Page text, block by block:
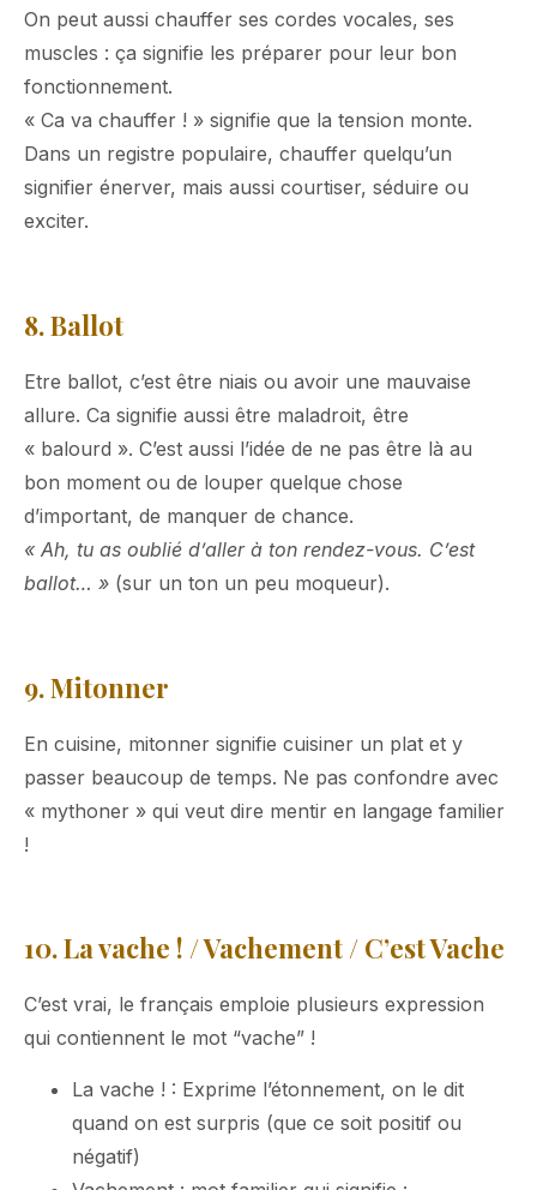
On peut aussi chauffer ses cordes vocales, ses
muscles : ça signifie les préparer pour leur bon
fonctionnement.
« Ca va chauffer ! » signifie que la tension monte.
Dans un registre populaire, chauffer quelqu’un
signifier énerver, mais aussi courtiser, séduire ou
exciter.
8. Ballot
Etre ballot, c’est être niais ou avoir une mauvaise
allure. Ca signifie aussi être maladroit, être
« balourd ». C’est aussi l’idée de ne pas être là au
bon moment ou de louper quelque chose
d’important, de manquer de chance.
« Ah, tu as oublié d’aller à ton rendez-vous. C’est
ballot… » (sur un ton un peu moqueur).
9. Mitonner
En cuisine, mitonner signifie cuisiner un plat et y
passer beaucoup de temps. Ne pas confondre avec
« mythoner » qui veut dire mentir en langage familier
!
10. La vache ! / Vachement / C’est Vache
C’est vrai, le français emploie plusieurs expression
qui contiennent le mot “vache” !
La vache ! : Exprime l’étonnement, on le dit
quand on est surpris (que ce soit positif ou
négatif)